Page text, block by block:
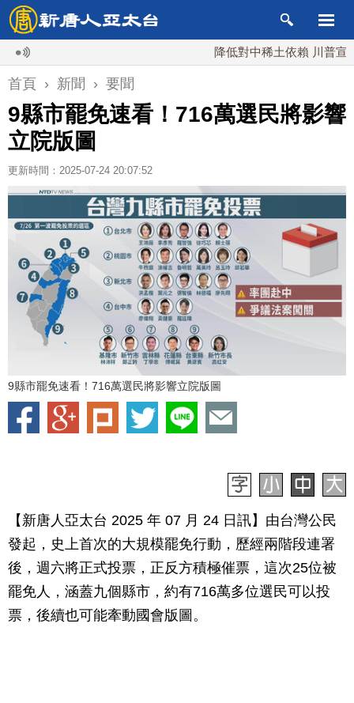
降低對中稀土依賴 川普宣布礦業
首頁 › 新聞 › 要聞
9縣市罷免速看！716萬選民將影響
立院版圖
更新時間：2025-07-24 20:07:52
9縣市罷免速看！716萬選民將影響立院版圖
【新唐人亞太台 2025 年 07 月 24 日訊】由台灣公民
發起，史上首次的大規模罷免行動，歷經兩階段連署
後，週六將正式投票，正反方積極催票，這次25位被
罷免人，涵蓋九個縣市，約有716萬多位選民可以投
票，後續也可能牽動國會版圖。